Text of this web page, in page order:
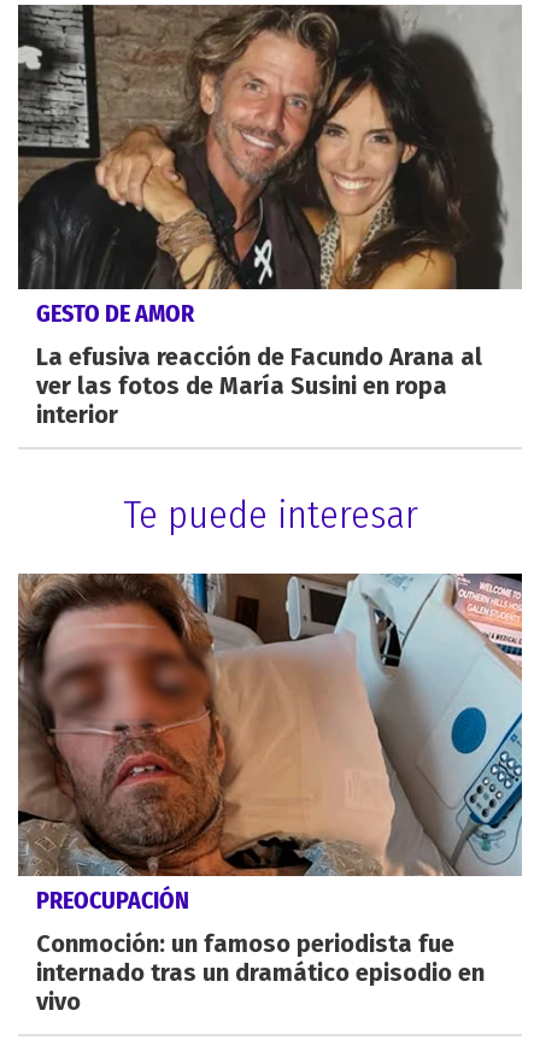
GESTO DE AMOR
La efusiva reacción de Facundo Arana al
ver las fotos de María Susini en ropa
interior
Te puede interesar
PREOCUPACIÓN
Conmoción: un famoso periodista fue
internado tras un dramático episodio en
vivo